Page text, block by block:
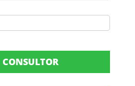
CONSULTOR